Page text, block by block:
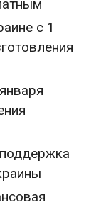
с 1